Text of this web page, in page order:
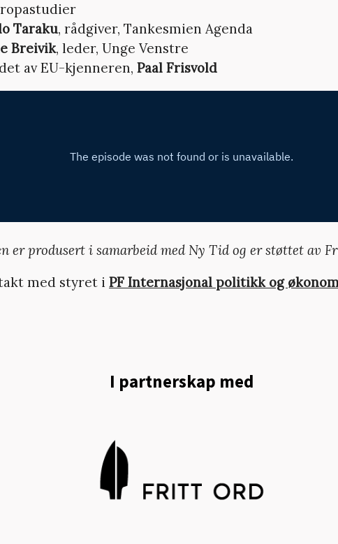
Taraku, rådgiver, Tankesmien Agenda
Breivik, leder, Unge Venstre
av EU-kjenneren, Paal Frisvold
er produsert i samarbeid med Ny Tid og er støttet av
med styret i PF Internasjonal politikk og
I partnerskap med